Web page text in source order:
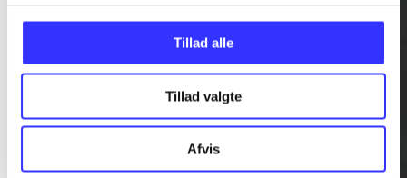
Tillad alle
Tillad valgte
Afvis